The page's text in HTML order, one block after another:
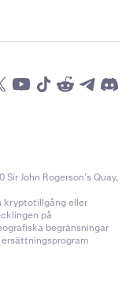
John Rogerson’s Quay,
kryptotillgång eller
på
begränsningar